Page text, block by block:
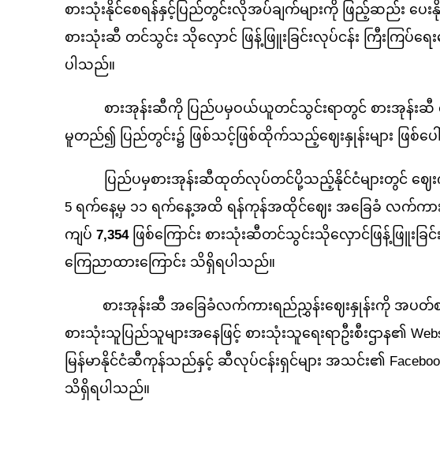
စားသုံးနိုင်စေရန်နှင့်ပြည်တွင်းလိုအပ်ချက်များကို ဖြည့်ဆည်း ပေးနိုင်
စားသုံးဆီ တင်သွင်း သိုလှောင် ဖြန့်ဖြူးခြင်းလုပ်ငန်း ကြီးကြပ်
ပါသည်။
စားအုန်းဆီကို ပြည်ပမှဝယ်ယူတင်သွင်းရာတွင် စားအုန်းဆီ တ
မူတည်၍ ပြည်တွင်း၌ ဖြစ်သင့်ဖြစ်ထိုက်သည့်ဈေးနှုန်းများ ဖြစ်ပ
ပြည်ပမှစားအုန်းဆီထုတ်လုပ်တင်ပို့သည့်နိုင်ငံများတွင် ဈေးကွက်
5 ရက်နေ့မှ ၁၁ ရက်နေ့အထိ ရန်ကုန်အထိုင်ဈေး အခြေခံ လက်ကား
ကျပ် 7,354 ဖြစ်ကြောင်း စားသုံးဆီတင်သွင်းသိုလှောင်ဖြန့်ဖြူး
ကြေညာထားကြောင်း သိရှိရပါ​သည်။
စားအုန်းဆီ အခြေခံလက်ကားရည်ညွှန်းဈေးနှုန်းကို အပတ်စဉ်
စားသုံးသူပြည်သူများအနေဖြင့် စားသုံးသူရေးရာဦးစီးဌာန၏
မြန်မာနိုင်ငံဆီကုန်သည်နှင့် ဆီလုပ်ငန်းရှင်များ အသင်း၏
သိရှိရပါသည်။